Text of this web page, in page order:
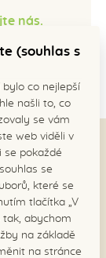
nás.
(souhlas s
co nejlepší
našli to, co
se vám
web viděli v
se pokaždé
se
které se
tlačítka „V
tak, abychom
na základě
na stránce